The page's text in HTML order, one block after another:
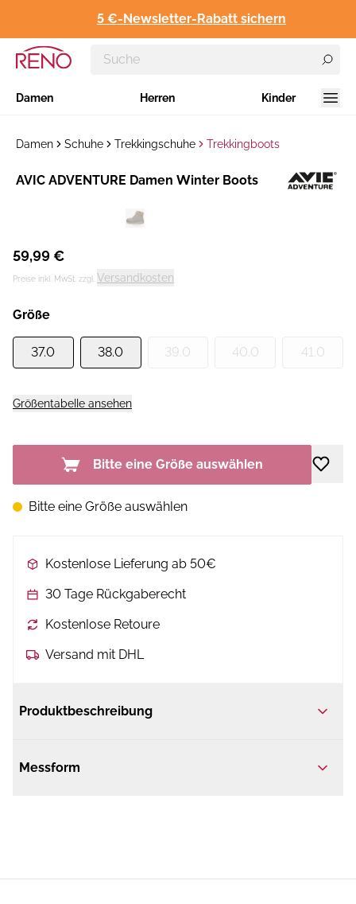
5 €-Newsletter-Rabatt sichern
Damen Herren Kinder
Damen Schuhe Trekkingschuhe Trekkingboots
Hersteller:
AVIC ADVENTURE Damen Winter Boots
59,99 €
Preise inkl. MwSt. zzgl. Versandkosten
Größe
37.0 38.0 39.0 40.0 41.0
Größentabelle ansehen
Bitte eine Größe auswählen
Bitte eine Größe auswählen
Kostenlose Lieferung ab 50€
30 Tage Rückgaberecht
Kostenlose Retoure
Versand mit DHL
Produktbeschreibung
Messform